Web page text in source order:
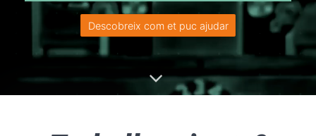
Descobreix com et puc ajudar